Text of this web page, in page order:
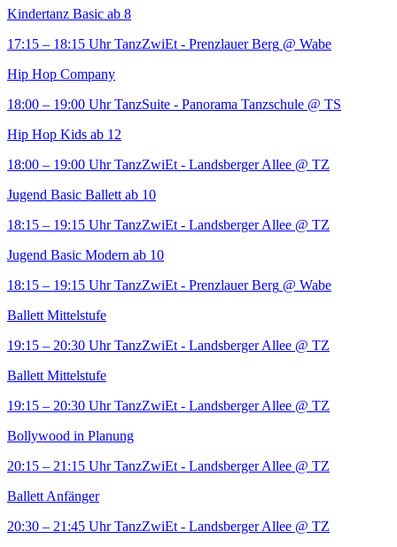
Kindertanz Basic ab 8
17:15 – 18:15 Uhr TanzZwiEt - Prenzlauer Berg @ Wabe
Hip Hop Company
18:00 – 19:00 Uhr TanzSuite - Panorama Tanzschule @ TS
Hip Hop Kids ab 12
18:00 – 19:00 Uhr TanzZwiEt - Landsberger Allee @ TZ
Jugend Basic Ballett ab 10
18:15 – 19:15 Uhr TanzZwiEt - Landsberger Allee @ TZ
Jugend Basic Modern ab 10
18:15 – 19:15 Uhr TanzZwiEt - Prenzlauer Berg @ Wabe
Ballett Mittelstufe
19:15 – 20:30 Uhr TanzZwiEt - Landsberger Allee @ TZ
Ballett Mittelstufe
19:15 – 20:30 Uhr TanzZwiEt - Landsberger Allee @ TZ
Bollywood in Planung
20:15 – 21:15 Uhr TanzZwiEt - Landsberger Allee @ TZ
Ballett Anfänger
20:30 – 21:45 Uhr TanzZwiEt - Landsberger Allee @ TZ